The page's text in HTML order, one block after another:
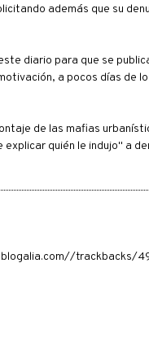
además que su
diario para que se
a pocos días de
de las mafias
quién le indujo" a
trackbacks/